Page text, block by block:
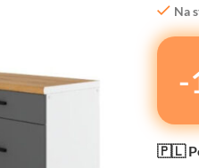
Na
-
🇵🇱